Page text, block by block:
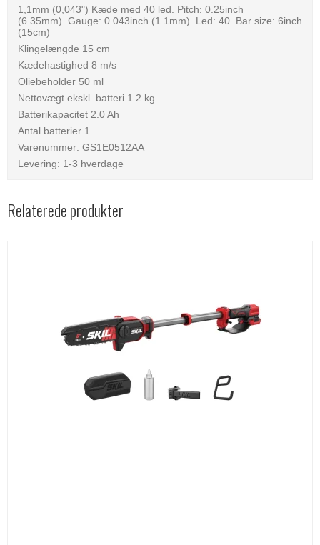
1,1mm (0,043") Kæde med 40 led. Pitch: 0.25inch
(6.35mm). Gauge: 0.043inch (1.1mm). Led: 40. Bar size: 6inch
(15cm)
Klingelængde 15 cm
Kædehastighed 8 m/s
Oliebeholder 50 ml
Nettovægt ekskl. batteri 1.2 kg
Batterikapacitet 2.0 Ah
Antal batterier 1
Varenummer: GS1E0512AA
Levering: 1-3 hverdage
Relaterede produkter